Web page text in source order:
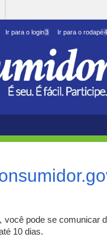
Ir para o login3 Ir para o rodapé4
você pode se
10 dias.